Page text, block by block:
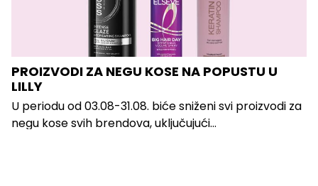
PROIZVODI ZA NEGU KOSE NA POPUSTU U
LILLY
U periodu od 03.08-31.08. biće sniženi svi proizvodi za
negu kose svih brendova, uključujući...